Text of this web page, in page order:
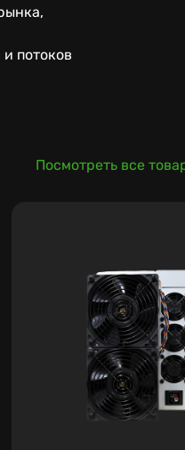
потоков
Посмотреть все